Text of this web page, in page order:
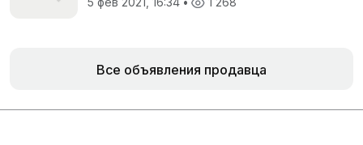
Все объявления продавца